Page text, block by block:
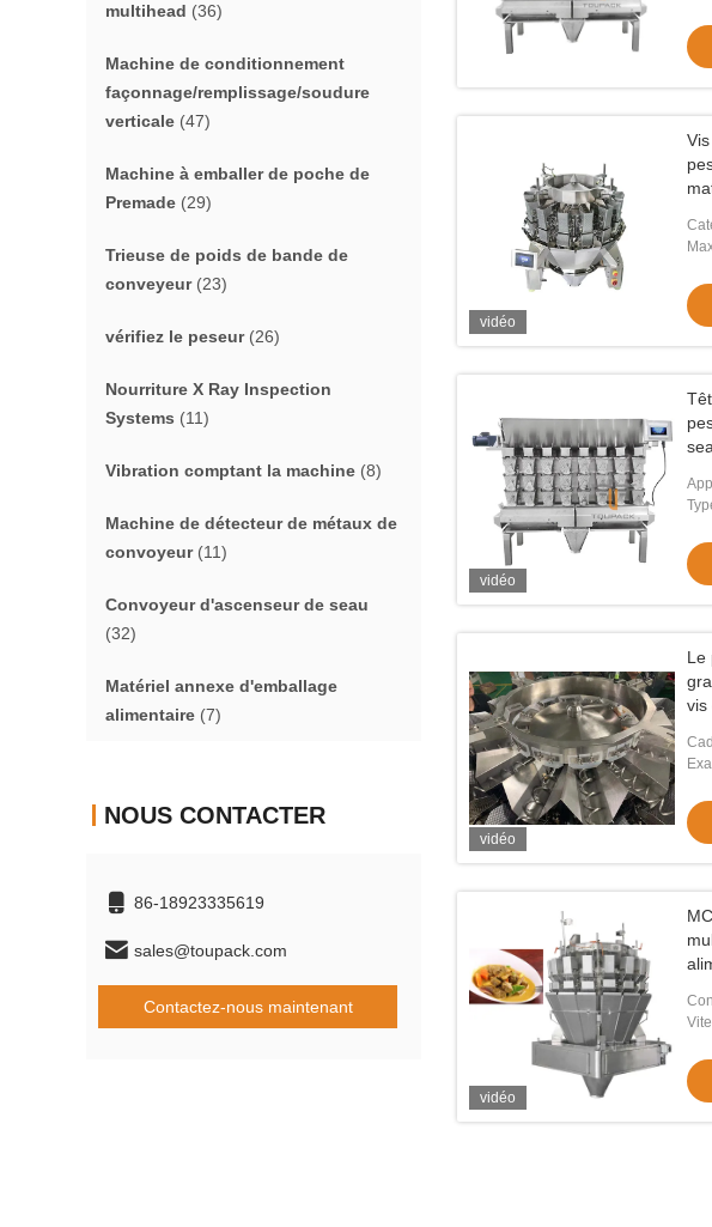
multihead (36)
Machine de conditionnement
façonnage/remplissage/soudure
verticale (47)
Machine à emballer de poche de
Premade (29)
Trieuse de poids de bande de
conveyeur(23)
vérifiez le peseur(26)
Nourriture X Ray Inspection
Systems (11)
Vibration comptant la machine (8)
Machine de détecteur de métaux de
convoyeur(11)
Convoyeur d'ascenseur de seau
(32)
Matériel annexe d'emballage
alimentaire (7)
NOUS CONTACTER
86-18923335619
sales@toupack.com
Contactez-nous maintenant
vidéo
vidéo
vidéo
Le
vis
vidéo